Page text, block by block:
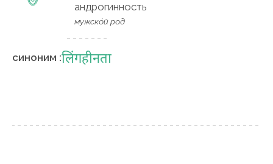
андрогинность
мужско́й род
синоним :लिंगहीनता